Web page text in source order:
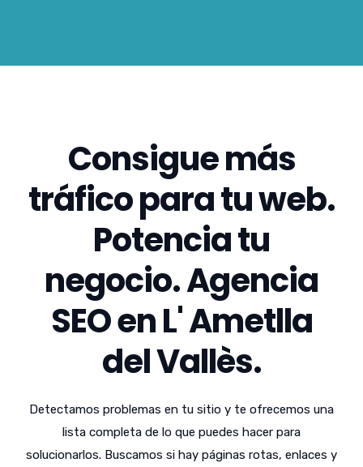
Consigue más
tráfico para tu web.
Potencia tu
negocio. Agencia
SEO en L' Ametlla
del Vallès.
Detectamos problemas en tu sitio y te ofrecemos una
lista completa de lo que puedes hacer para
solucionarlos. Buscamos si hay páginas rotas, enlaces y